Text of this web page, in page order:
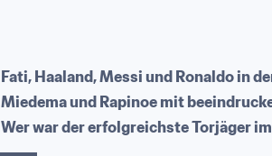
Fati, Haaland, Messi und Ronaldo in
Miedema und Rapinoe mit
Wer war der erfolgreichste Torjäger